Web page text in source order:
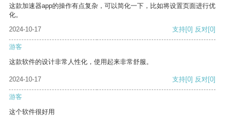
这款加速器app的操作有点复杂，可以简化一下，比如将设置页面进行优
化。
2024-10-17
支持[0] 反对[0]
游客
这款软件的设计非常人性化，使用起来非常舒服。
2024-10-17 支持[0] 反对[0]
游客
这个软件很好用